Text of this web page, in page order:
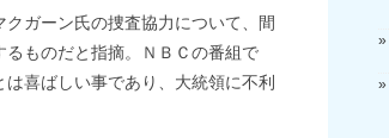
ガーン氏の捜査協力について、間
ものだと指摘。ＮＢＣの番組で
喜ばしい事であり、大統領に不利